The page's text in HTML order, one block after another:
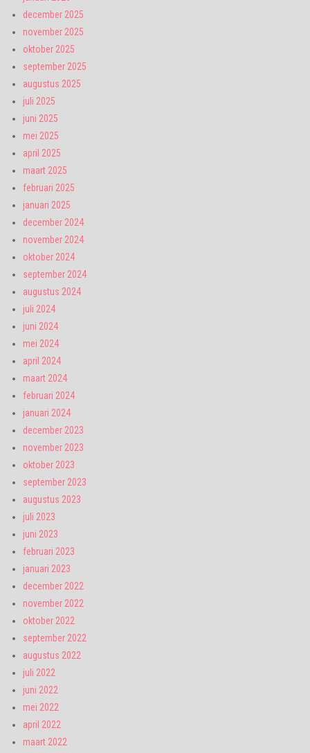
december 2025
november 2025
oktober 2025
september 2025
augustus 2025
juli 2025
juni 2025
mei 2025
april 2025
maart 2025
februari 2025
januari 2025
december 2024
november 2024
oktober 2024
september 2024
augustus 2024
juli 2024
juni 2024
mei 2024
april 2024
maart 2024
februari 2024
januari 2024
december 2023
november 2023
oktober 2023
september 2023
augustus 2023
juli 2023
juni 2023
februari 2023
januari 2023
december 2022
november 2022
oktober 2022
september 2022
augustus 2022
juli 2022
juni 2022
mei 2022
april 2022
maart 2022